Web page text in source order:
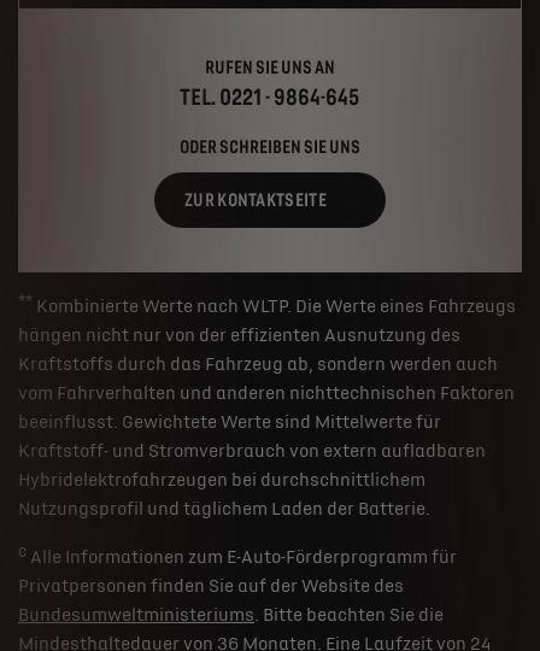
RUFEN SIE UNS AN
TEL. 0221 - 9864-645
ODER SCHREIBEN SIE UNS
ZUR KONTAKTSEITE
** Kombinierte Werte nach WLTP. Die Werte eines Fahrzeugs
hängen nicht nur von der effizienten Ausnutzung des
Kraftstoffs durch das Fahrzeug ab, sondern werden auch
vom Fahrverhalten und anderen nichttechnischen Faktoren
beeinflusst. Gewichtete Werte sind Mittelwerte für
Kraftstoff- und Stromverbrauch von extern aufladbaren
Hybridelektrofahrzeugen bei durchschnittlichem
Nutzungsprofil und täglichem Laden der Batterie.
c Alle Informationen zum E-Auto-Förderprogramm für
Privatpersonen finden Sie auf der Website des
Bundesumweltministeriums. Bitte beachten Sie die
Mindesthaltedauer von 36 Monaten. Eine Laufzeit von 24